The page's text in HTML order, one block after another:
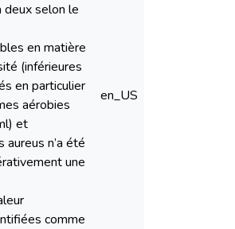
deux selon le
en matière
(inférieures
en particulier
aérobies
et
n’a été
une
comme
en_US